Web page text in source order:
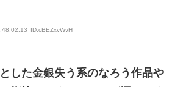
ID:cBEZxvWvH
した金銀失う系のなろう作品や